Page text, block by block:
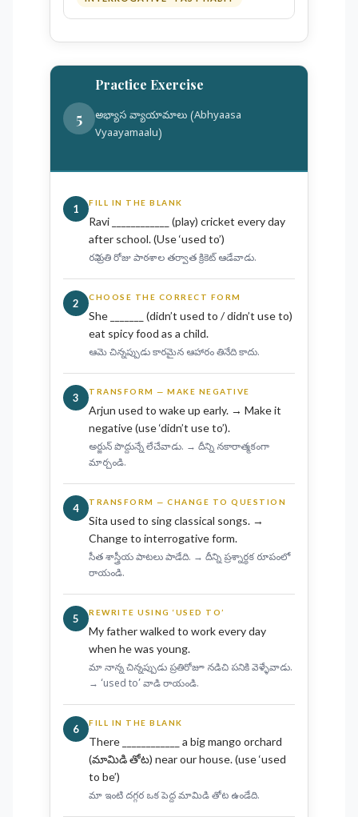
5
Practice Exercise
అభ్యాస వ్యాయామాలు (Abhyaasa
Vyaayamaalu)
1 FILL IN THE BLANK
Ravi ____________ (play) cricket every day
after school. (Use ‘used to’)
రవి ప్రతి రోజు పాఠశాల తర్వాత క్రికెట్ ఆడేవాడు.
2 CHOOSE THE CORRECT FORM
She _______ (didn’t used to / didn’t use to)
eat spicy food as a child.
ఆమె చిన్నప్పుడు కారమైన ఆహారం తినేది కాదు.
3 TRANSFORM — MAKE NEGATIVE
Arjun used to wake up early. → Make it
negative (use ‘didn’t use to’).
అర్జున్ పొద్దున్నే లేచేవాడు. → దీన్ని నకారాత్మకంగా
మార్చండి.
4 TRANSFORM — CHANGE TO QUESTION
Sita used to sing classical songs. →
Change to interrogative form.
సీత శాస్త్రీయ పాటలు పాడేది. → దీన్ని ప్రశ్నార్థక రూపంలో
రాయండి.
5 REWRITE USING ‘USED TO’
My father walked to work every day
when he was young.
మా నాన్న చిన్నప్పుడు ప్రతిరోజూ నడిచి పనికి వెళ్ళేవాడు.
→ ‘used to’ వాడి రాయండి.
6 FILL IN THE BLANK
There ____________ a big mango orchard
(మామిడి తోట) near our house. (use ‘used
to be’)
మా ఇంటి దగ్గర ఒక పెద్ద మామిడి తోట ఉండేది.